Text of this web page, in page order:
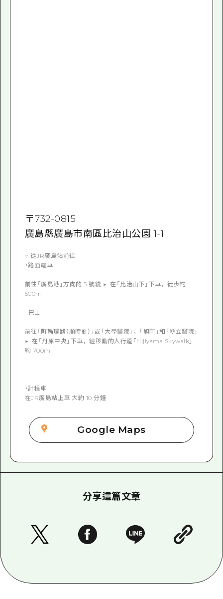
〒732-0815
廣島縣廣島市南區比治山公園 1-1
▽ 從JR廣島站前往
・路面電車
前往「廣島港」方向的 5 號綫 ▶ ︎ 在「比治山下」下車，徒步約
500m
· 巴士
前往「町輪環路（順時針）」或「大學醫院」，「旭町」和「縣立醫院」
▶ ︎ 在「丹原中央」下車，經移動的人行道「Hijiyama Skywalk」
約 700m
・計程車
在JR廣島站上車 大約 10 分鐘
Google Maps
分享這篇文章